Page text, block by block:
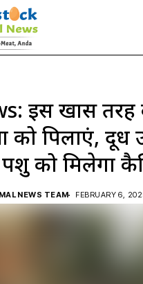
इस खास तरह
पिलाएं, दूध
को मिलेगा
NEWS TEAM FEBRUARY 6,